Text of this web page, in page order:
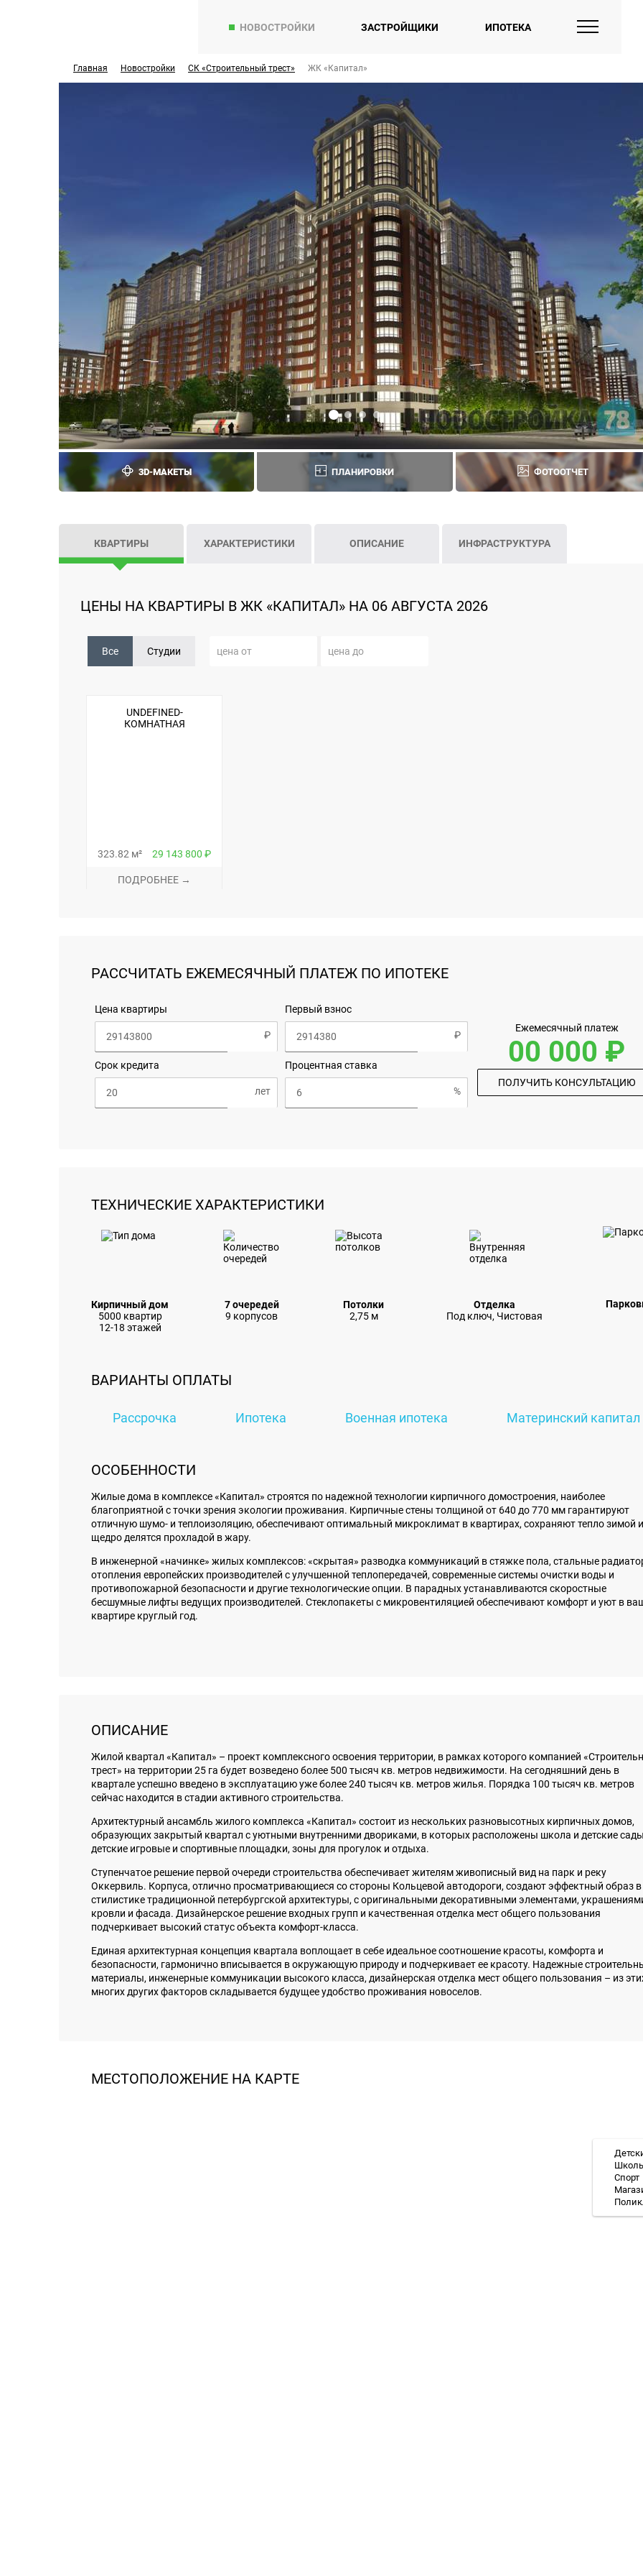
НОВОСТРОЙКИ ЗАСТРОЙЩИКИ ИПОТЕКА
Главная Новостройки СК «Строительный трест» ЖК «Капитал»
3D-МАКЕТЫ ПЛАНИРОВКИ ФОТООТЧЕТ
КВАРТИРЫ ХАРАКТЕРИСТИКИ ОПИСАНИЕ ИНФРАСТРУКТУРА
ЦЕНЫ НА КВАРТИРЫ В ЖК «КАПИТАЛ» НА 06 АВГУСТА 2026
Все Студии
UNDEFINED-
КОМНАТНАЯ
323.82 м² 29 143 800 ₽
ПОДРОБНЕЕ →
РАССЧИТАТЬ ЕЖЕМЕСЯЧНЫЙ ПЛАТЕЖ ПО ИПОТЕКЕ
Цена квартиры
Срок кредита
Первый взнос
Процентная ставка
Ежемесячный платеж
00 000 ₽
ПОЛУЧИТЬ КОНСУЛЬТАЦИЮ
ТЕХНИЧЕСКИЕ ХАРАКТЕРИСТИКИ
Кирпичный дом
5000 квартир
12-18 этажей
7 очередей
9 корпусов
Потолки
2,75 м
Отделка
Под ключ, Чистовая
ВАРИАНТЫ ОПЛАТЫ
Рассрочка Ипотека Военная ипотека Материнский капитал
ОСОБЕННОСТИ
Жилые дома в комплексе «Капитал» строятся по надежной технологии кирпичного домостроения, наиболее
благоприятной с точки зрения экологии проживания. Кирпичные стены толщиной от 640 до 770 мм гарантируют
отличную шумо- и теплоизоляцию, обеспечивают оптимальный микроклимат в квартирах, сохраняют тепло зимой и
щедро делятся прохладой в жару.
В инженерной «начинке» жилых комплексов: «скрытая» разводка коммуникаций в стяжке пола, стальные
отопления европейских производителей с улучшенной теплопередачей, современные системы очистки воды и
противопожарной безопасности и другие технологические опции. В парадных устанавливаются скоростные
бесшумные лифты ведущих производителей. Стеклопакеты с микровентиляцией обеспечивают комфорт и уют в
квартире круглый год.
ОПИСАНИЕ
Жилой квартал «Капитал» – проект комплексного освоения территории, в рамках которого компанией
трест» на территории 25 га будет возведено более 500 тысяч кв. метров недвижимости. На сегодняшний день в
квартале успешно введено в эксплуатацию уже более 240 тысяч кв. метров жилья. Порядка 100 тысяч кв. метров
сейчас находится в стадии активного строительства.
Архитектурный ансамбль жилого комплекса «Капитал» состоит из нескольких разновысотных кирпичных домов,
образующих закрытый квартал с уютными внутренними двориками, в которых расположены школа и детские
детские игровые и спортивные площадки, зоны для прогулок и отдыха.
Ступенчатое решение первой очереди строительства обеспечивает жителям живописный вид на парк и реку
Оккервиль. Корпуса, отлично просматривающиеся со стороны Кольцевой автодороги, создают эффектный образ в
стилистике традиционной петербургской архитектуры, с оригинальными декоративными элементами,
кровли и фасада. Дизайнерское решение входных групп и качественная отделка мест общего пользования
подчеркивает высокий статус объекта комфорт-класса.
Единая архитектурная концепция квартала воплощает в себе идеальное соотношение красоты, комфорта и
безопасности, гармонично вписывается в окружающую природу и подчеркивает ее красоту. Надежные
материалы, инженерные коммуникации высокого класса, дизайнерская отделка мест общего пользования – из
многих других факторов складывается будущее удобство проживания новоселов.
МЕСТОПОЛОЖЕНИЕ НА КАРТЕ
Спорт